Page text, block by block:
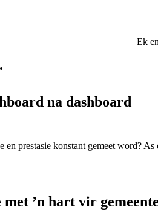
Ek
na dashboard
en prestasie konstant gemeet word?
’n hart vir